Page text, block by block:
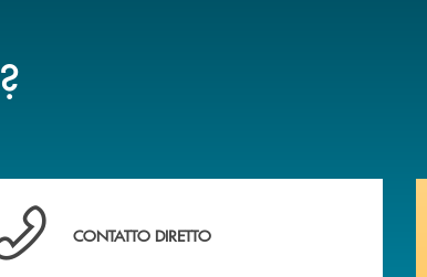
?
Hai bisogno di assistenza immediata? Contattaci !
CONTATTO DIRETTO